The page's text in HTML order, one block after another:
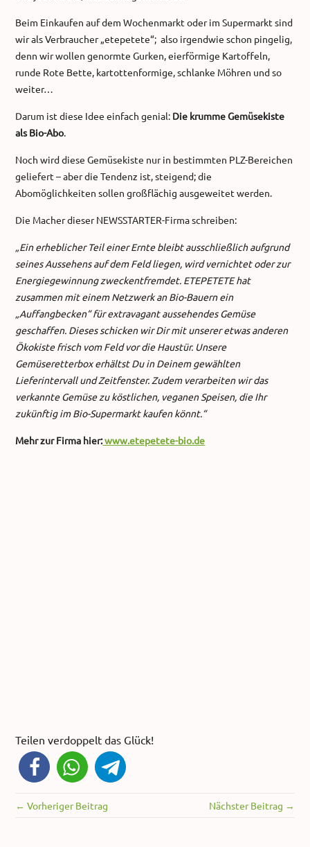
Beim Einkaufen auf dem Wochenmarkt oder im Supermarkt sind
wir als Verbraucher „etepetete“; also irgendwie schon pingelig,
denn wir wollen genormte Gurken, eierförmige Kartoffeln,
runde Rote Bette, kartottenformige, schlanke Möhren und so
weiter…
Darum ist diese Idee einfach genial: Die krumme Gemüsekiste
als Bio-Abo.
Noch wird diese Gemüsekiste nur in bestimmten PLZ-Bereichen
geliefert – aber die Tendenz ist, steigend; die
Abomöglichkeiten sollen großflächig ausgeweitet werden.
Die Macher dieser NEWSSTARTER-Firma schreiben:
„Ein erheblicher Teil einer Ernte bleibt ausschließlich aufgrund
seines Aussehens auf dem Feld liegen, wird vernichtet oder zur
Energiegewinnung zweckentfremdet. ETEPETETE hat
zusammen mit einem Netzwerk an Bio-Bauern ein
„Auffangbecken“ für extravagant aussehendes Gemüse
geschaffen. Dieses schicken wir Dir mit unserer etwas anderen
Ökokiste frisch vom Feld vor die Haustür. Unsere
Gemüseretterbox erhältst Du in Deinem gewählten
Lieferintervall und Zeitfenster. Zudem verarbeiten wir das
verkannte Gemüse zu köstlichen, veganen Speisen, die Ihr
zukünftig im Bio-Supermarkt kaufen könnt.“
Mehr zur Firma hier:www.etepetete-bio.de
Teilen verdoppelt das Glück!
← Vorheriger Beitrag Nächster Beitrag →